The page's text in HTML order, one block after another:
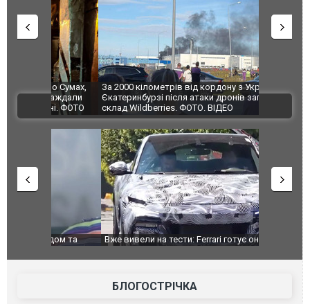
За 2000 кілометрів від кордону з Україною: в
Єкатеринбурзі після атаки дронів загорівся
склад Wildberries. ФОТО. ВІДЕО
"Мої
ВІДЕО
Вже вивели на тести: Ferrari готує оновлення
Вийшов
фільму
БЛОГОСТРІЧКА